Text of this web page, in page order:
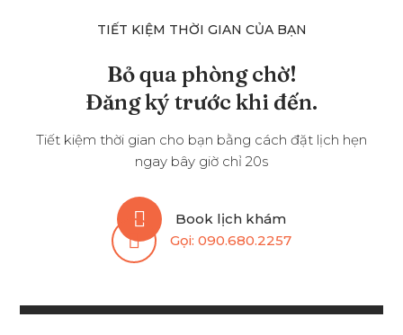
TIẾT KIỆM THỜI GIAN CỦA BẠN
Bỏ qua phòng chờ!
Đăng ký trước khi đến.
Tiết kiệm thời gian cho bạn bằng cách đặt lịch hẹn
ngay bây giờ chỉ 20s
Book lịch khám
Gọi: 090.680.2257